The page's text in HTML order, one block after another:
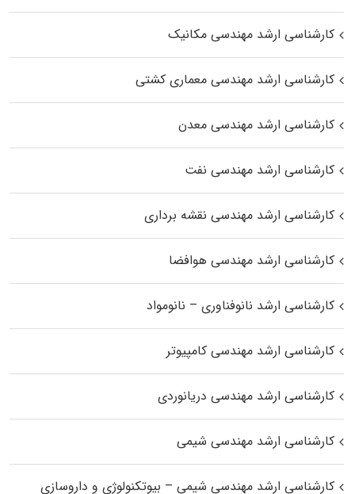
کارشناسی ارشد مهندسی مکانیک
کارشناسی ارشد مهندسی معماری کشتی
کارشناسی ارشد مهندسی معدن
کارشناسی ارشد مهندسی نفت
کارشناسی ارشد مهندسی نقشه برداری
کارشناسی ارشد مهندسی هوافضا
کارشناسی ارشد نانوفناوری – نانومواد
کارشناسی ارشد مهندسی کامپیوتر
کارشناسی ارشد مهندسی دریانوردی
کارشناسی ارشد مهندسی شیمی
کارشناسی ارشد مهندسی شیمی – بیوتکنولوژی و داروسازی